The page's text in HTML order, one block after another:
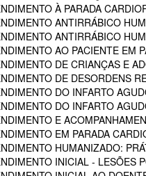
À PARADA
ANTIRRÁBICO
ANTIRRÁBICO
AO PACIENTE EM
DE CRIANÇAS E
DE DESORDENS
DO INFARTO
DO INFARTO
E
EM PARADA
HUMANIZADO:
INICIAL - LESÕES